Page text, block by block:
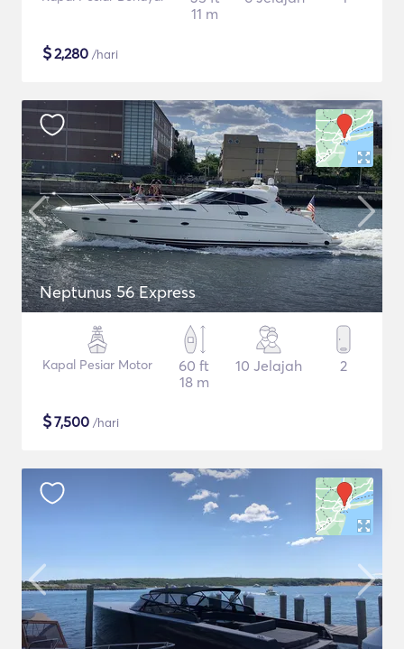
11 m
$2,280 /hari
Neptunus 56 Express
Kapal Pesiar Motor
60 ft
18 m
10 Jelajah 2
$7,500 /hari